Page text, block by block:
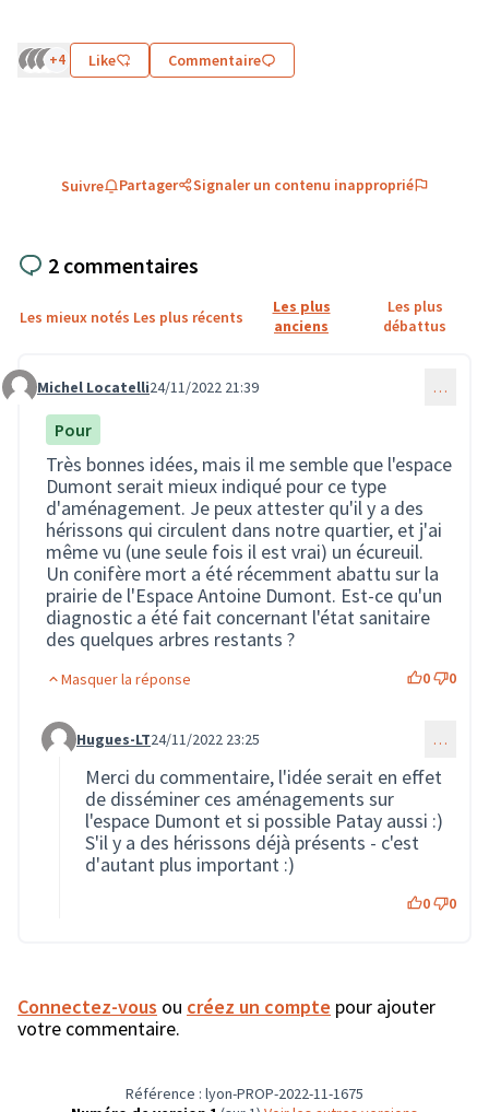
+4 Like Commentaire
Suivre Partager Signaler un contenu inapproprié
2 commentaires
Les mieux notés Les plus récents
Les plus
anciens
Les plus
débattus
Commentaire 1609
Michel Locatelli24/11/2022 21:39 …
Pour
Très bonnes idées, mais il me semble que l'espace
Dumont serait mieux indiqué pour ce type
d'aménagement. Je peux attester qu'il y a des
hérissons qui circulent dans notre quartier, et j'ai
même vu (une seule fois il est vrai) un écureuil.
Un conifère mort a été récemment abattu sur la
prairie de l'Espace Antoine Dumont. Est-ce qu'un
diagnostic a été fait concernant l'état sanitaire
des quelques arbres restants ?
Masquer la réponse 0 0
Commentaire 1610 (réponse au commentaire 1609)
Hugues-LT24/11/2022 23:25 …
Merci du commentaire, l'idée serait en effet
de disséminer ces aménagements sur
l'espace Dumont et si possible Patay aussi :)
S'il y a des hérissons déjà présents - c'est
d'autant plus important :)
0 0
Connectez-vous ou créez un compte pour ajouter
votre commentaire.
Référence : lyon-PROP-2022-11-1675